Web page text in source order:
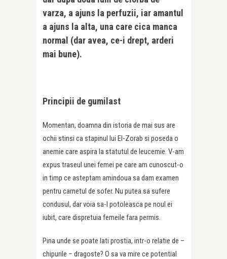
varza, a ajuns la perfuzii, iar amantul
a ajuns la alta, una care cica manca
normal (dar avea, ce-i drept, arderi
mai bune).
Principii de gumilast
Momentan, doamna din istoria de mai sus are
ochii stinsi ca stapinul lui El-Zorab si poseda o
anemie care aspira la statutul de leucemie. V-am
expus traseul unei femei pe care am cunoscut-o
in timp ce asteptam amindoua sa dam examen
pentru carnetul de sofer. Nu putea sa sufere
condusul, dar voia sa-l potoleasca pe noul ei
iubit, care dispretuia femeile fara permis.
Pina unde se poate lati prostia, intr-o relatie de –
chipurile – dragoste? O sa va mire ce potential